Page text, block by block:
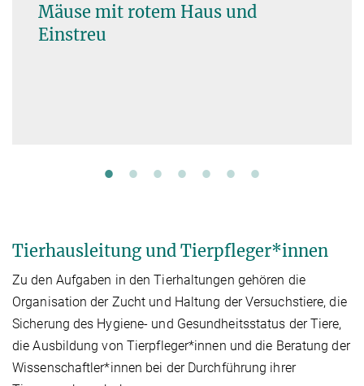
Mäuse mit rotem Haus und
Einstreu
Tierhausleitung und Tierpfleger*innen
Zu den Aufgaben in den Tierhaltungen gehören die
Organisation der Zucht und Haltung der Versuchstiere, die
Sicherung des Hygiene- und Gesundheitsstatus der Tiere,
die Ausbildung von Tierpfleger*innen und die Beratung der
Wissenschaftler*innen bei der Durchführung ihrer